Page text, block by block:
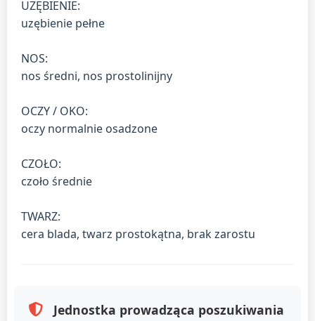
UZĘBIENIE:
uzębienie pełne
NOS:
nos średni, nos prostolinijny
OCZY / OKO:
oczy normalnie osadzone
CZOŁO:
czoło średnie
TWARZ:
cera blada, twarz prostokątna, brak zarostu
Jednostka prowadząca poszukiwania